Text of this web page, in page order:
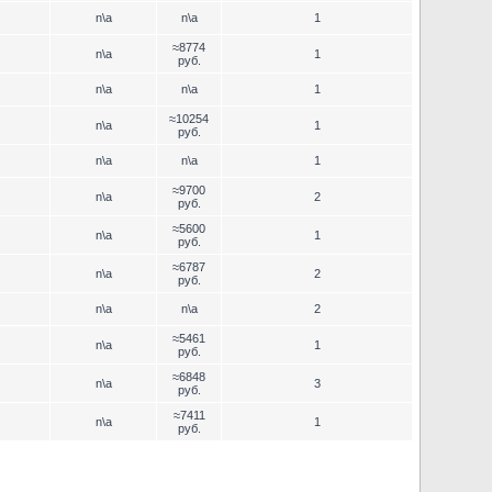
n\a n\a 1
n\a
≈8774
руб.
1
n\a n\a 1
n\a
≈10254
руб.
1
n\a n\a 1
n\a
≈9700
руб.
2
n\a
≈5600
руб.
1
n\a
≈6787
руб.
2
n\a n\a 2
n\a
≈5461
руб.
1
n\a
≈6848
руб.
3
n\a
≈7411
руб.
1